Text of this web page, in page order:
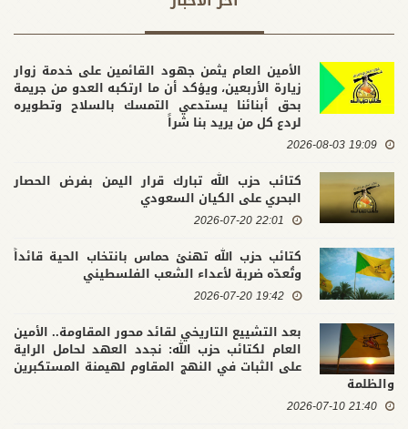
الأمين العام يثمن جهود القائمين على خدمة زوار
زيارة الأربعين، ويؤكد أن ما ارتكبه العدو من جريمة
بحق أبنائنا يستدعي التمسك بالسلاح وتطويره
لردع كل من يريد بنا شراً
19:09 2026-08-03
كتائب حزب الله تبارك قرار اليمن بفرض الحصار
البحري على الكيان السعودي
22:01 2026-07-20
كتائب حزب الله تهنئ حماس بانتخاب الحية قائداً
وتُعدّه ضربة لأعداء الشعب الفلسطيني
19:42 2026-07-20
بعد التشييع التاريخي لقائد محور المقاومة.. الأمين
العام لكتائب حزب الله: نجدد العهد لحامل الراية
على الثبات في النهج المقاوم لهيمنة المستكبرين
والظلمة
21:40 2026-07-10